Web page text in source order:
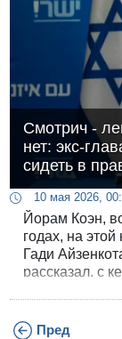
Смотрич -
нет: экс-
сидеть в
10 мая 2026,
Йорам Коэн,
годах, на
Гади
рассказал, с
Пред